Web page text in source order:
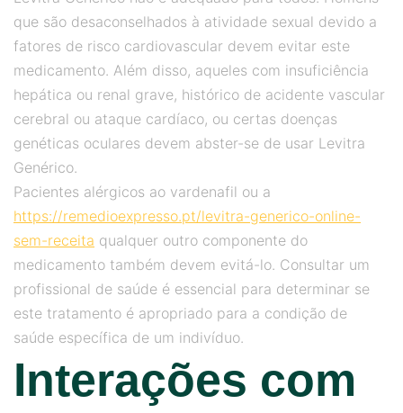
que são desaconselhados à atividade sexual devido a
fatores de risco cardiovascular devem evitar este
medicamento. Além disso, aqueles com insuficiência
hepática ou renal grave, histórico de acidente vascular
cerebral ou ataque cardíaco, ou certas doenças
genéticas oculares devem abster-se de usar Levitra
Genérico.
Pacientes alérgicos ao vardenafil ou a
https://remedioexpresso.pt/levitra-generico-online-
sem-receita qualquer outro componente do
medicamento também devem evitá-lo. Consultar um
profissional de saúde é essencial para determinar se
este tratamento é apropriado para a condição de
saúde específica de um indivíduo.
Interações com